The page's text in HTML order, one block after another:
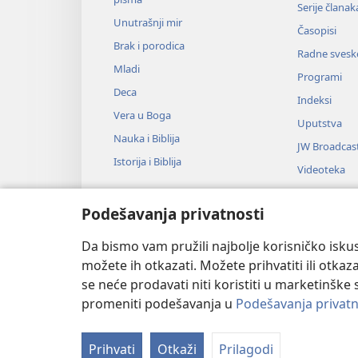
Podešavanja privatnosti
Da bismo vam pružili najbolje korisničko
možete ih otkazati. Možete prihvatiti ili
se neće prodavati niti koristiti u marketinške
promeniti podešavanja u Podešavanja
Prihvati Otkaži Prilagodi
Unutrašnji mir
Brak i porodica
Mladi
Deca
Vera u Boga
Nauka i Biblija
Istorija i Biblija
Serije
Časopisi
Radne
Programi
Indeksi
Uputstva
JW
Videoteka
Muzika
Dramsko
Copyright© 2026 Watch Tower